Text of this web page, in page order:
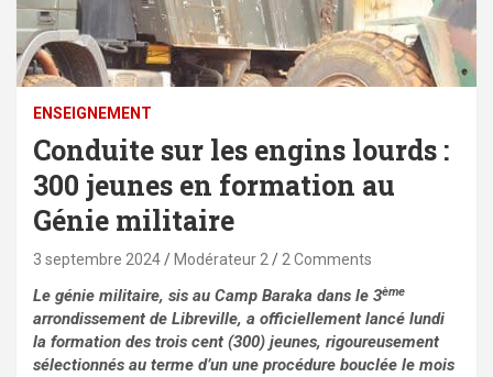
ENSEIGNEMENT
Conduite sur les engins lourds :
300 jeunes en formation au
Génie militaire
3 septembre 2024 Modérateur 2 2 Comments
Le génie militaire, sis au Camp Baraka dans le 3ème
arrondissement de Libreville, a officiellement lancé lundi
la formation des trois cent (300) jeunes, rigoureusement
sélectionnés au terme d’un une procédure bouclée le mois